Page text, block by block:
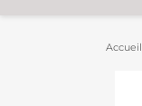
Accueil